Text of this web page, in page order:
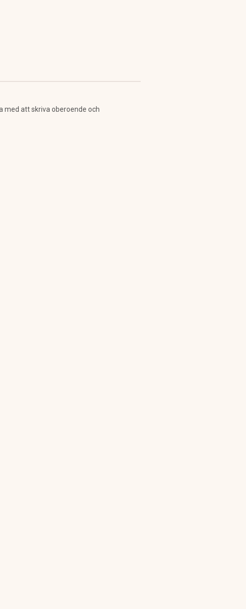
med att skriva oberoende och